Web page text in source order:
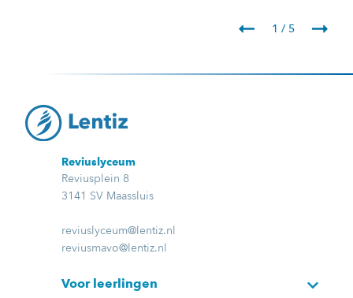
1 / 5
Reviuslyceum
Reviusplein 8
3141 SV Maassluis
reviuslyceum@lentiz.nl
reviusmavo@lentiz.nl
Voor leerlingen